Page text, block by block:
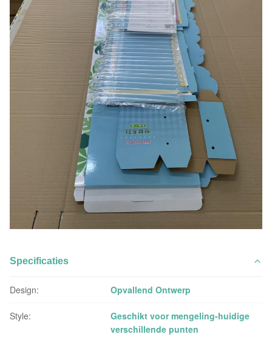
Specificaties
Design: Opvallend Ontwerp
Style:
Geschikt voor mengeling-huidige
verschillende punten